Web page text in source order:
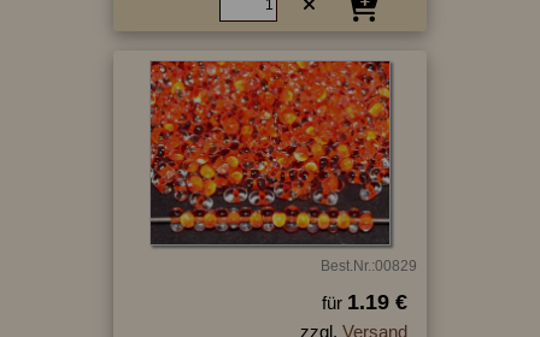
Best.Nr.:00829
für 1.19 €
zzgl. Versand